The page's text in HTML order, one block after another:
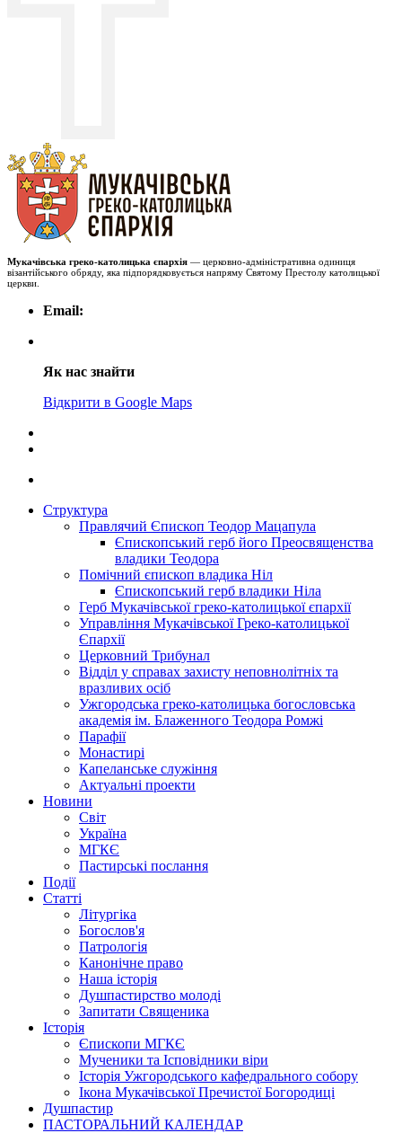
Мукачівська греко-католицька єпархія — церковно-адміністративна одиниця
візантійського обряду, яка підпорядковується напряму Святому Престолу католицької
церкви.
Email:
Як нас знайти
Відкрити в Google Maps
Структура
Правлячий Єпископ Теодор Мацапула
Єпископський герб його Преосвященства
владики Теодора
Помічний єпископ владика Ніл
Єпископський герб владики Ніла
Герб Мукачівської греко-католицької єпархії
Управління Мукачівської Греко-католицької
Єпархії
Церковний Трибунал
Відділ у справах захисту неповнолітніх та
вразливих осіб
Ужгородська греко-католицька богословська
академія ім. Блаженного Теодора Ромжі
Парафії
Монастирі
Капеланське служіння
Актуальні проекти
Новини
Світ
Україна
МГКЄ
Пастирські послання
Події
Статті
Літургіка
Богослов'я
Патрологія
Канонічне право
Наша історія
Душпастирство молоді
Запитати Священика
Історія
Єпископи МГКЄ
Мученики та Ісповідники віри
Історія Ужгородського кафедрального собору
Ікона Мукачівської Пречистої Богородиці
Душпастир
ПАСТОРАЛЬНИЙ КАЛЕНДАР